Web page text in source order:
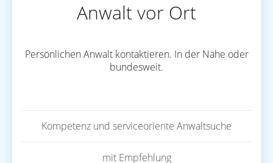
Anwalt vor Ort
Persönlichen Anwalt kontaktieren. In der Nähe oder
bundesweit.
Kompetenz und serviceoriente Anwaltsuche
mit Empfehlung